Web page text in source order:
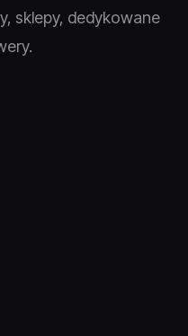
sklepy, dedykowane